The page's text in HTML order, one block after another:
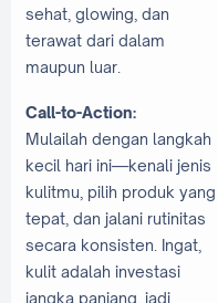
sehat, glowing, dan
terawat dari dalam
maupun luar.
Call-to-Action:
Mulailah dengan langkah
kecil hari ini—kenali jenis
kulitmu, pilih produk yang
tepat, dan jalani rutinitas
secara konsisten. Ingat,
kulit adalah investasi
jangka panjang, jadi